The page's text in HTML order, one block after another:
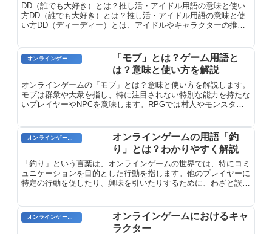
DD（誰でも大好き）とは？推し活・アイドル用語の意味と使い
方DD（誰でも大好き）とは？推し活・アイドル用語の意味と使
い方DD（ディーディー）とは、アイドルやキャラクターの推し
オンラインゲーム用語
「モブ」とは？ゲーム用語と
は？意味と使い方を解説
オンラインゲームの「モブ」とは？意味と使い方を解説します。
モブは群衆や大衆を指し、特に注目されない特別な能力を持たな
いプレイヤーやNPCを意味します。RPGでは村人やモンスター
オンラインゲームの用語「釣
り」とは？わかりやすく解説
「釣り」という言葉は、オンラインゲームの世界では、特にコミ
ュニケーションを目的とした行動を指します。他のプレイヤーに
特定の行動を促したり、興味を引いたりするために、わざと誤解
定の行動を取らせたりすることです。オンラインゲームにおけるキャ
ラクター